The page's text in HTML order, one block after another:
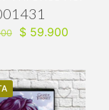
El
era:
$ 65.000.
$59.900El
es:
$